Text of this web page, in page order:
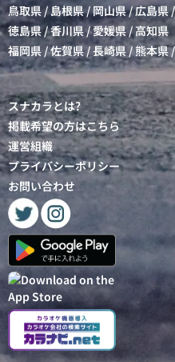
鳥取県 / 島根県/岡山県/広島県
徳島県/香川県/愛媛県 /高知県
福岡県 /佐賀県 /長崎県/熊本県
スナカラとは?
掲載希望の方はこちら
運営組織
プライバシーポリシー
お問い合わせ